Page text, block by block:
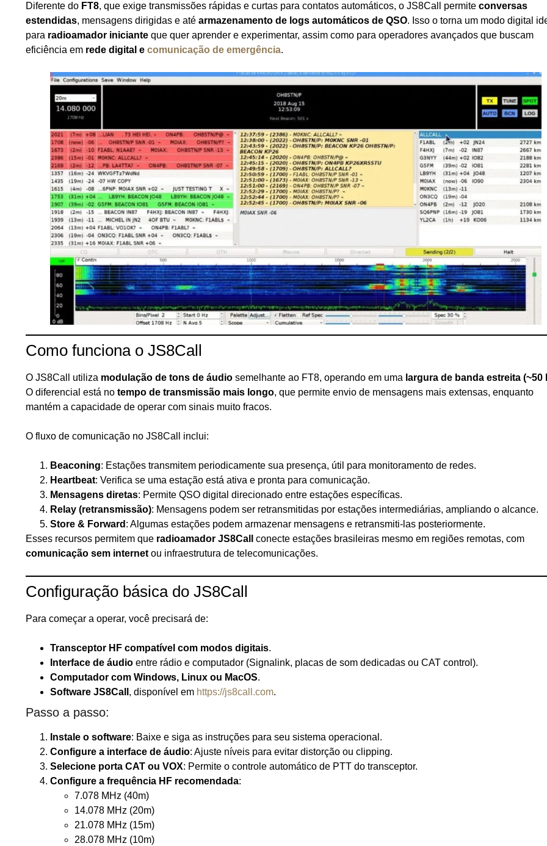
Diferente do FT8, que exige transmissões rápidas e curtas para contatos automáticos, o JS8Call permite conversas
estendidas, mensagens dirigidas e até armazenamento de logs automáticos de QSO. Isso o torna um modo digital
para radioamador iniciante que quer aprender e experimentar, assim como para operadores avançados que buscam
eficiência em rede digital e comunicação de emergência.
Como funciona o JS8Call
O JS8Call utiliza modulação de tons de áudio semelhante ao FT8, operando em uma largura de banda estreita (~50
O diferencial está no tempo de transmissão mais longo, que permite envio de mensagens mais extensas, enquanto
mantém a capacidade de operar com sinais muito fracos.
O fluxo de comunicação no JS8Call inclui:
Beaconing: Estações transmitem periodicamente sua presença, útil para monitoramento de redes.
Heartbeat: Verifica se uma estação está ativa e pronta para comunicação.
Mensagens diretas: Permite QSO digital direcionado entre estações específicas.
Relay (retransmissão): Mensagens podem ser retransmitidas por estações intermediárias, ampliando o alcance.
Store & Forward : Algumas estações podem armazenar mensagens e retransmiti-las posteriormente.
Esses recursos permitem que radioamador JS8Call
conecte estações brasileiras mesmo em regiões remotas, com
comunicação sem internet ou infraestrutura de telecomunicações.
Configuração básica do JS8Call
Para começar a operar, você precisará de:
Transceptor HF compatível com modos digitais.
Interface de áudio entre rádio e computador (Signalink, placas de som dedicadas ou CAT control).
Computador com Windows, Linux ou MacOS.
Software JS8Call , disponível em https://js8call.com.
Passo a passo:
Instale o software: Baixe e siga as instruções para seu sistema operacional.
Configure a interface de áudio: Ajuste níveis para evitar distorção ou clipping.
Selecione porta CAT ou VOX: Permite o controle automático de PTT do transceptor.
Configure a frequência HF recomendada:
7.078 MHz (40m)
14.078 MHz (20m)
21.078 MHz (15m)
28.078 MHz (10m)